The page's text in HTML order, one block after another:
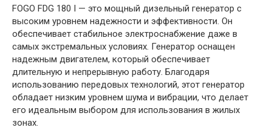
FOGO FDG 180 I — это мощный дизельный генератор с
высоким уровнем надежности и эффективности. Он
обеспечивает стабильное электроснабжение даже в
самых экстремальных условиях. Генератор оснащен
надежным двигателем, который обеспечивает
длительную и непрерывную работу. Благодаря
использованию передовых технологий, этот генератор
обладает низким уровнем шума и вибрации, что делает
его идеальным выбором для использования в жилых
зонах.